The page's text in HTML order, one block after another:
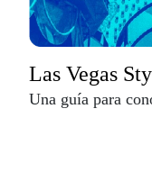
Las Vegas
Una guía para